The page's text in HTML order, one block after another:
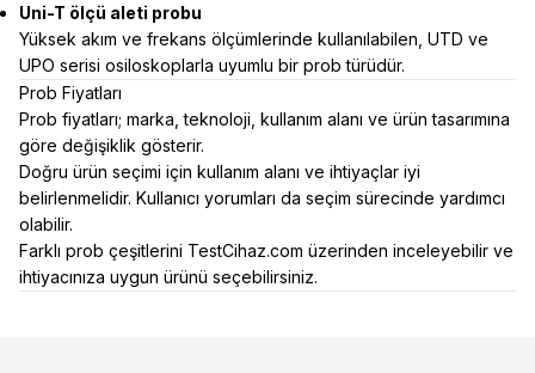
Uni-T ölçü aleti probu
Yüksek akım ve frekans ölçümlerinde kullanılabilen, UTD ve
UPO serisi osiloskoplarla uyumlu bir prob türüdür.
Prob Fiyatları
Prob fiyatları; marka, teknoloji, kullanım alanı ve ürün tasarımına
göre değişiklik gösterir.
Doğru ürün seçimi için kullanım alanı ve ihtiyaçlar iyi
belirlenmelidir. Kullanıcı yorumları da seçim sürecinde yardımcı
olabilir.
Farklı prob çeşitlerini TestCihaz.com üzerinden inceleyebilir ve
ihtiyacınıza uygun ürünü seçebilirsiniz.